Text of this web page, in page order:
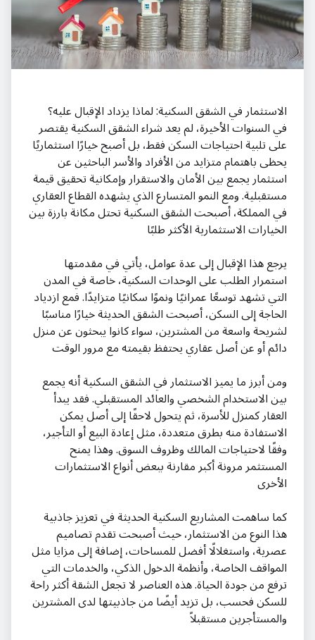
الاستثمار في الشقق السكنية: لماذا يزداد الإقبال عليه؟
في السنوات الأخيرة، لم يعد شراء الشقق السكنية يقتصر
على تلبية احتياجات السكن فقط، بل أصبح خيارًا استثماريًا
يحظى باهتمام متزايد من الأفراد والأسر الباحثين عن
استثمار يجمع بين الأمان والاستقرار وإمكانية تحقيق قيمة
مستقبلية. ومع النمو المتسارع الذي يشهده القطاع العقاري
في المملكة، أصبحت الشقق السكنية تحتل مكانة بارزة بين
الخيارات الاستثمارية الأكثر طلبًا
يرجع هذا الإقبال إلى عدة عوامل، يأتي في مقدمتها
استمرار الطلب على الوحدات السكنية، خاصة في المدن
التي تشهد توسعًا عمرانيًا ونموًا سكانيًا متزايدًا. فمع ازدياد
الحاجة إلى السكن، أصبحت الشقق الحديثة خيارًا مناسبًا
لشريحة واسعة من المشترين، سواء كانوا يبحثون عن منزل
دائم أو عن أصل عقاري يحتفظ بقيمته مع مرور الوقت
ومن أبرز ما يميز الاستثمار في الشقق السكنية أنه يجمع
بين الاستخدام الشخصي والعائد المستقبلي. فقد يبدأ
العقار كمنزل للأسرة، ثم يتحول لاحقًا إلى أصل يمكن
الاستفادة منه بطرق متعددة، مثل إعادة البيع أو التأجير،
وفقًا لاحتياجات المالك وظروف السوق. وهذا يمنح
المستثمر مرونة أكبر مقارنة ببعض أنواع الاستثمارات
الأخرى
كما ساهمت المشاريع السكنية الحديثة في تعزيز جاذبية
هذا النوع من الاستثمار، حيث أصبحت تقدم تصاميم
عصرية، واستغلالًا أفضل للمساحات، إضافة إلى مزايا مثل
المواقف الخاصة، وأنظمة الدخول الذكي، والخدمات التي
ترفع من جودة الحياة. هذه العناصر لا تجعل الشقة أكثر راحة
للسكن فحسب، بل تزيد أيضًا من جاذبيتها لدى المشترين
والمستأجرين مستقبلاً